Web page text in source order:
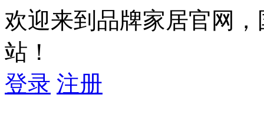
欢迎来到品牌家居官网
站！
登录 注册